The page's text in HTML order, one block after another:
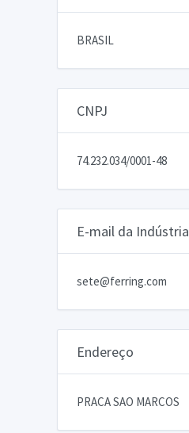
BRASIL
CNPJ
74.232.034/0001-48
E-mail da Indústria
sete@ferring.com
Endereço
PRACA SAO MARCOS